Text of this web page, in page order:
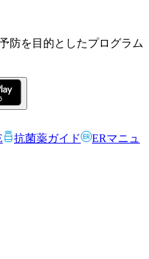
防を目的としたプログラム
抗菌薬ガイド
ERマニュ